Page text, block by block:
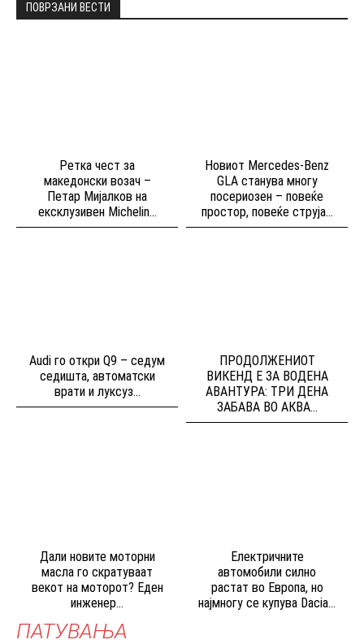
ПОВРЗАНИ ВЕСТИ
Ретка чест за
македонски возач –
Петар Мијалков на
ексклузивен Michelin...
Новиот Mercedes-Benz
GLA станува многу
посериозен – повеќе
простор, повеќе струја...
Audi го откри Q9 – седум
седишта, автоматски
врати и луксуз...
ПРОДОЛЖЕНИОТ
ВИКЕНД Е ЗА ВОДЕНА
АВАНТУРА: ТРИ ДЕНА
ЗАБАВА ВО АКВА...
Дали новите моторни
масла го скратуваат
векот на моторот? Еден
инженер...
Електричните
автомобили силно
растат во Европа, но
најмногу се купува Dacia...
ПАТУВАЊА